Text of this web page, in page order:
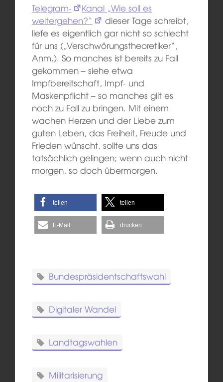
Telegram-
Kanal „Wie soll es
weitergehen?“
dieser Tage schreibt,
liefe es eigentlich gar nicht so schlecht
für uns („Verschwörungstheoretiker“,
Anm.). So manches ist bereits zu Fall
gekommen – siehe etwa
Impfbereitschaft, Impf- und
Maskenpflicht – so manches gilt es
noch zu Fall zu bringen. Mit einem
wachen Herzen und der Liebe zum
guten Leben, das Freiheit, Freude und
Frieden wünscht, sollte uns das
tatsächlich gelingen; wenn auch nicht
morgen, so doch übermorgen.
teilen teilen
E-Mail drucken
Bundespräsidentschaftswahl
Digitaler Wandel
Landtagswahlen
Militarisierung